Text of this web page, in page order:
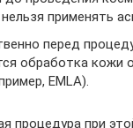
применять
перед
обработка кожи
EMLA).
процедура при